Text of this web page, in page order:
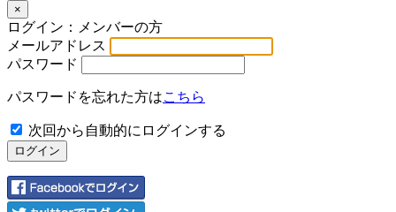
×
ログイン：メンバーの方
メールアドレス
パスワード
パスワードを忘れた方はこちら
次回から自動的にログインする